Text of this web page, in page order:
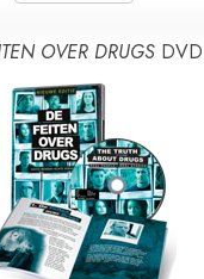
OVER DRUGSDVD